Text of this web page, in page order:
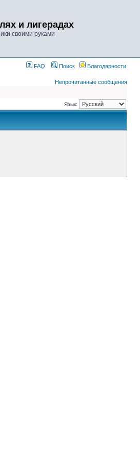
и лигерадах
своими руками
FAQ Поиск Благодарности
Непрочитанные сообщения
Язык: